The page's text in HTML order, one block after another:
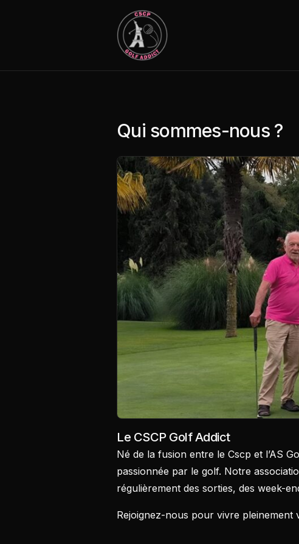
next-wp starter
Qui sommes-nous ?
Le CSCP Golf Addict
Né de la fusion entre le Cscp et l’AS
passionnée par le golf. Notre
régulièrement des sorties, des week-
Rejoignez-nous pour vivre